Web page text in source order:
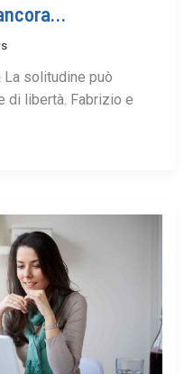
solitudine può
di libertà. Fabrizio e